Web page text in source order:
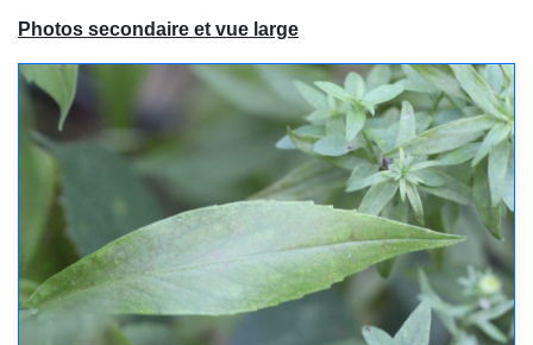
Photos secondaire et vue large